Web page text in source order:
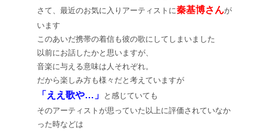
さて、最近のお気に入りアーティストに秦基博さんが
います
このあいだ携帯の着信も彼の歌にしてしまいました
以前にお話したかと思いますが、
音楽に与える意味は人それぞれ。
だから楽しみ方も様々だと考えていますが
「ええ歌や…」
と感じていても
そのアーティストが思っていた以上に評価されていなか
った時などは